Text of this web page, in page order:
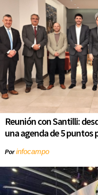
Reunión con Santilli:
una agenda de 5 puntos
Porinfocampo